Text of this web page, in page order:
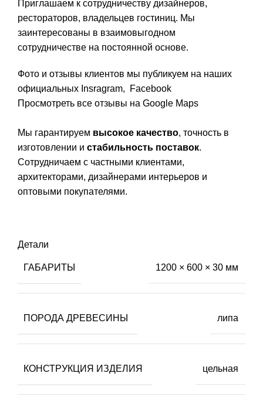
Приглашаем к сотрудничеству дизайнеров,
рестораторов, владельцев гостиниц. Мы
заинтересованы в взаимовыгодном
сотрудничестве на постоянной основе.
Фото и отзывы клиентов мы публикуем на наших
официальных Insragram,
Facebook
Просмотреть все отзывы на Google Maps
Мы гарантируем высокое качество, точность в
изготовлении и стабильность поставок.
Сотрудничаем с частными клиентами,
архитекторами, дизайнерами интерьеров и
оптовыми покупателями.
Детали
ГАБАРИТЫ 1200 × 600 × 30 мм
ПОРОДА ДРЕВЕСИНЫ липа
КОНСТРУКЦИЯ ИЗДЕЛИЯ цельная